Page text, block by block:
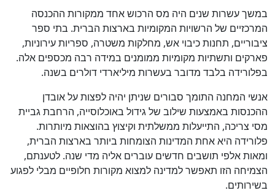
במשך עשרות שנים היה מס הרכוש אחד ממקורות ההכנסה
המרכזיים של הרשויות המקומיות בארצות הברית. בתי ספר
ציבוריים, תחנות כיבוי אש, מחלקות משטרה, ספריות עירוניות,
פארקים ותשתיות מקומיות ממומנים במידה רבה מכספים אלה.
בפלורידה בלבד מדובר בעשרות מיליארדי דולרים בשנה.
אנשי המחנה התומך סבורים שניתן יהיה לפצות על אובדן
ההכנסות באמצעות שילוב של גידול באוכלוסייה, הרחבת גביית
מסי צריכה, התייעלות ממשלתית וקיצוץ בהוצאות מיותרות.
פלורידה היא אחת המדינות הצומחות ביותר בארצות הברית,
ומאות אלפי תושבים חדשים עוברים אליה מדי שנה. לטענתם,
הצמיחה הזו תאפשר למדינה למצוא מקורות חלופיים מבלי לפגוע
בשירותים.